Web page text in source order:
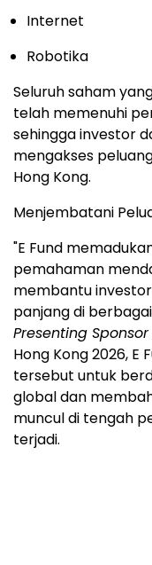
Internet
Robotika
Seluruh saham
telah memenuhi
sehingga investor
mengakses
Hong Kong.
Menjembatani
"E Fund
pemahaman
membantu
panjang di
Presenting Sponsor
Hong Kong 2026,
tersebut untuk
global dan
muncul di tengah
terjadi.